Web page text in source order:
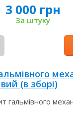
3 000 грн
За штуку
(в зборі)